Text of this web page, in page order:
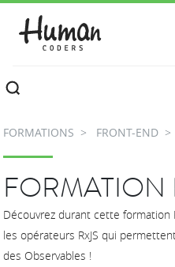
FORMATIONS FRONT-END
FORMATION
Découvrez durant cette formation
les opérateurs RxJS qui
des Observables !